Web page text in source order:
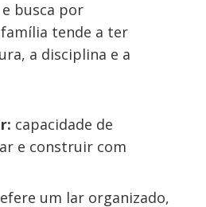
busca por
tende a ter
a disciplina e a
capacidade de
e construir com
um lar organizado,